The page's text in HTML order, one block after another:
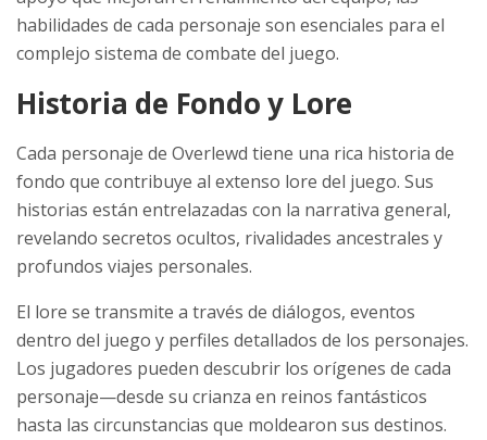
habilidades de cada personaje son esenciales para el
complejo sistema de combate del juego.
Historia de Fondo y Lore
Cada personaje de Overlewd tiene una rica historia de
fondo que contribuye al extenso lore del juego. Sus
historias están entrelazadas con la narrativa general,
revelando secretos ocultos, rivalidades ancestrales y
profundos viajes personales.
El lore se transmite a través de diálogos, eventos
dentro del juego y perfiles detallados de los personajes.
Los jugadores pueden descubrir los orígenes de cada
personaje—desde su crianza en reinos fantásticos
hasta las circunstancias que moldearon sus destinos.